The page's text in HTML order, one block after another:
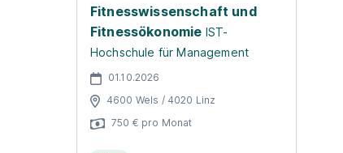
Fitnesswissenschaft und
Fitnessökonomie IST-
Hochschule für Management
01.10.2026
4600 Wels / 4020 Linz
750 € pro Monat